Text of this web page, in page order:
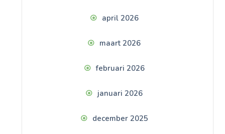
april 2026
maart 2026
februari 2026
januari 2026
december 2025